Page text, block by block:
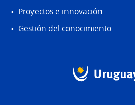
Proyectos e innovación
Gestión del conocimiento